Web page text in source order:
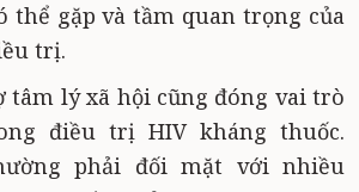
thể gặp và tầm quan trọng của
trị.
tâm lý xã hội cũng đóng vai trò
điều trị HIV kháng thuốc.
phải đối mặt với nhiều